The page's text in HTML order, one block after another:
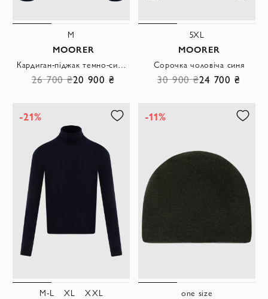
M
MOORER
Кардиган-піджак темно-синій з накладними кишенями та відкладним коміром
26 700 ₴20 900 ₴
5XL
MOORER
Сорочка чоловіча синя
30 900 ₴24 700 ₴
-21%
M-L XL XXL
-11%
one size